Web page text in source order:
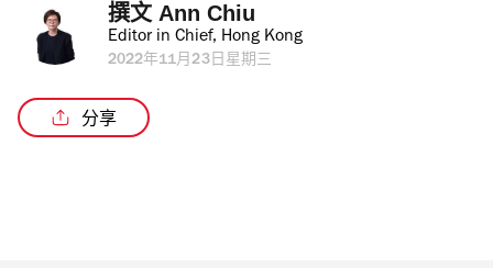
撰文 Ann Chiu
Editor in Chief, Hong Kong
2022年11月23日星期三
分享